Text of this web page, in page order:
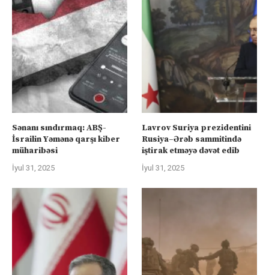
Sənanı sındırmaq: ABŞ-
İsrailin Yəmənə qarşı kiber
müharibəsi
İyul 31, 2025
Lavrov Suriya prezidentini
Rusiya–Ərəb sammitində
iştirak etməyə dəvət edib
İyul 31, 2025